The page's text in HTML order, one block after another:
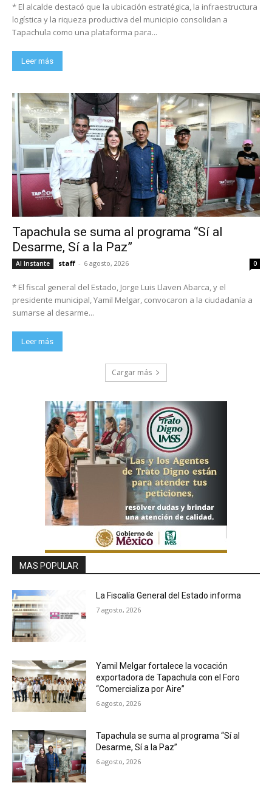
* El alcalde destacó que la ubicación estratégica, la infraestructura
logística y la riqueza productiva del municipio consolidan a
Tapachula como una plataforma para...
Leer más
Tapachula se suma al programa “Sí al
Desarme, Sí a la Paz”
Al Instante staff - 6 agosto, 2026 0
* El fiscal general del Estado, Jorge Luis Llaven Abarca, y el
presidente municipal, Yamil Melgar, convocaron a la ciudadanía a
sumarse al desarme...
Leer más
Cargar más
MAS POPULAR
La Fiscalía General del Estado informa
7 agosto, 2026
Yamil Melgar fortalece la vocación
exportadora de Tapachula con el Foro
“Comercializa por Aire”
6 agosto, 2026
Tapachula se suma al programa “Sí al
Desarme, Sí a la Paz”
6 agosto, 2026